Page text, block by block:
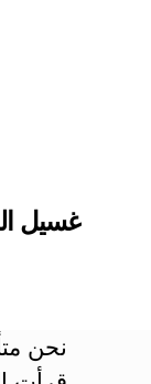
غسيل
نحن